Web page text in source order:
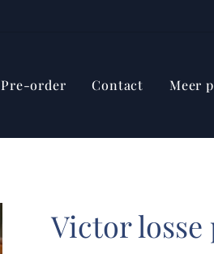
Pre-order Contact Meer
Victor losse